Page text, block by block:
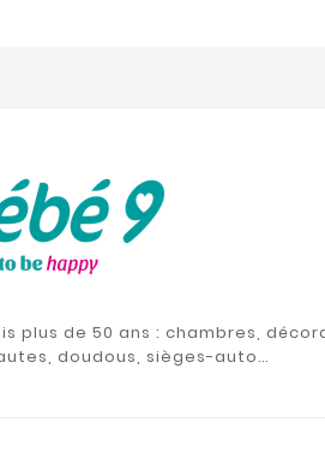
plus de 50 ans : chambres,
doudous, sièges-auto…